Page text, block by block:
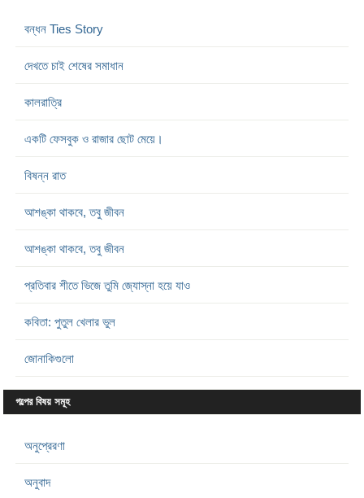
বন্ধন Ties Story
দেখতে চাই শেষের সমাধান
কালরাত্রি
একটি ফেসবুক ও রাজার ছোট মেয়ে।
বিষন্ন রাত
আশঙ্কা থাকবে, তবু জীবন
আশঙ্কা থাকবে, তবু জীবন
প্রতিবার শীতে ভিজে তুমি জ্যোস্না হয়ে যাও
কবিতা: পুতুল খেলার ভুল
জোনাকিগুলো
গল্পের বিষয় সমূহ
অনুপ্রেরণা
অনুবাদ